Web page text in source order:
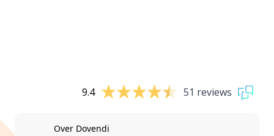
9.4 51 reviews
Over Dovendi